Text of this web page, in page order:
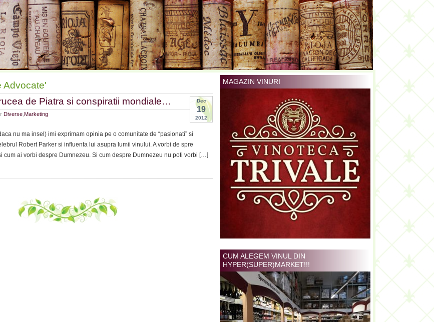
Advocate'
Dec
19
2012
de Piatra si conspiratii mondiale…
Diverse Marketing
nu ma insel) imi exprimam opinia pe o comunitate de “pasionati” si
Robert Parker si influenta lui asupra lumii vinului. A vorbi de spre
cum ai vorbi despre Dumnezeu. Si cum despre Dumnezeu nu poti vorbi […]
MAGAZIN VINURI
CUM ALEGEM VINUL DIN
HYPER(SUPER)MARKET!!!